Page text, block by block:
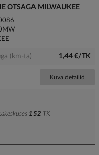
OTSAGA MILWAUKEE
(km-ta) 1,44 €/TK
Kuva detailid
152 TK